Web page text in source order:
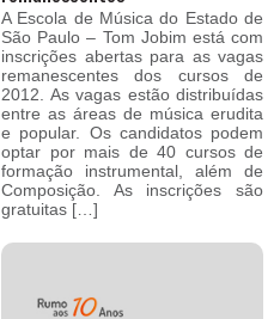
A Escola de Música do Estado de
São Paulo – Tom Jobim está com
inscrições abertas para as vagas
remanescentes dos cursos de
2012. As vagas estão distribuídas
entre as áreas de música erudita
e popular. Os candidatos podem
optar por mais de 40 cursos de
formação instrumental, além de
Composição. As inscrições são
gratuitas […]